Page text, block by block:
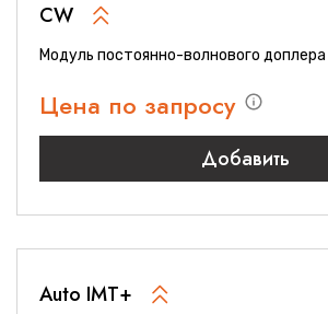
CW
Модуль постоянно-волнового доплера
Цена по запросу
Добавить
Auto IMT+